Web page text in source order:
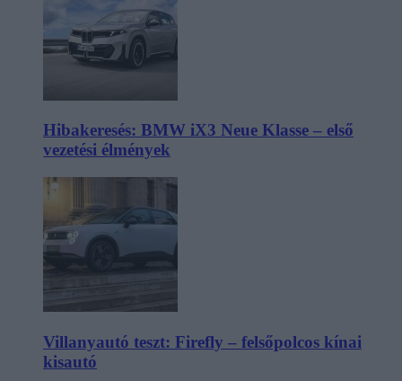
Hibakeresés: BMW iX3 Neue Klasse – első
vezetési élmények
Villanyautó teszt: Firefly – felsőpolcos kínai
kisautó